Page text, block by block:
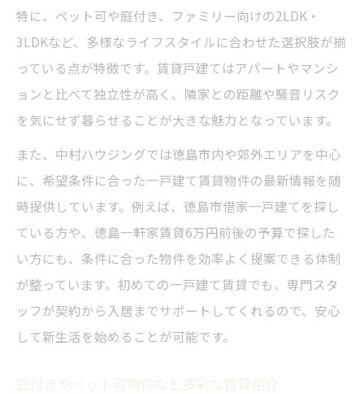
特に、ペット可や庭付き、ファミリー向けの2LDK・
3LDKなど、多様なライフスタイルに合わせた選択肢が揃
っている点が特徴です。賃貸戸建てはアパートやマンシ
ョンと比べて独立性が高く、隣家との距離や騒音リスク
を気にせず暮らせることが大きな魅力となっています。
また、中村ハウジングでは徳島市内や郊外エリアを中心
に、希望条件に合った一戸建て賃貸物件の最新情報を随
時提供しています。例えば、徳島市借家一戸建てを探し
ている方や、徳島一軒家賃貸6万円前後の予算で探した
い方にも、条件に合った物件を効率よく提案できる体制
が整っています。初めての一戸建て賃貸でも、専門スタ
ッフが契約から入居までサポートしてくれるので、安心
して新生活を始めることが可能です。
庭付きやペット可物件など多彩な賃貸紹介